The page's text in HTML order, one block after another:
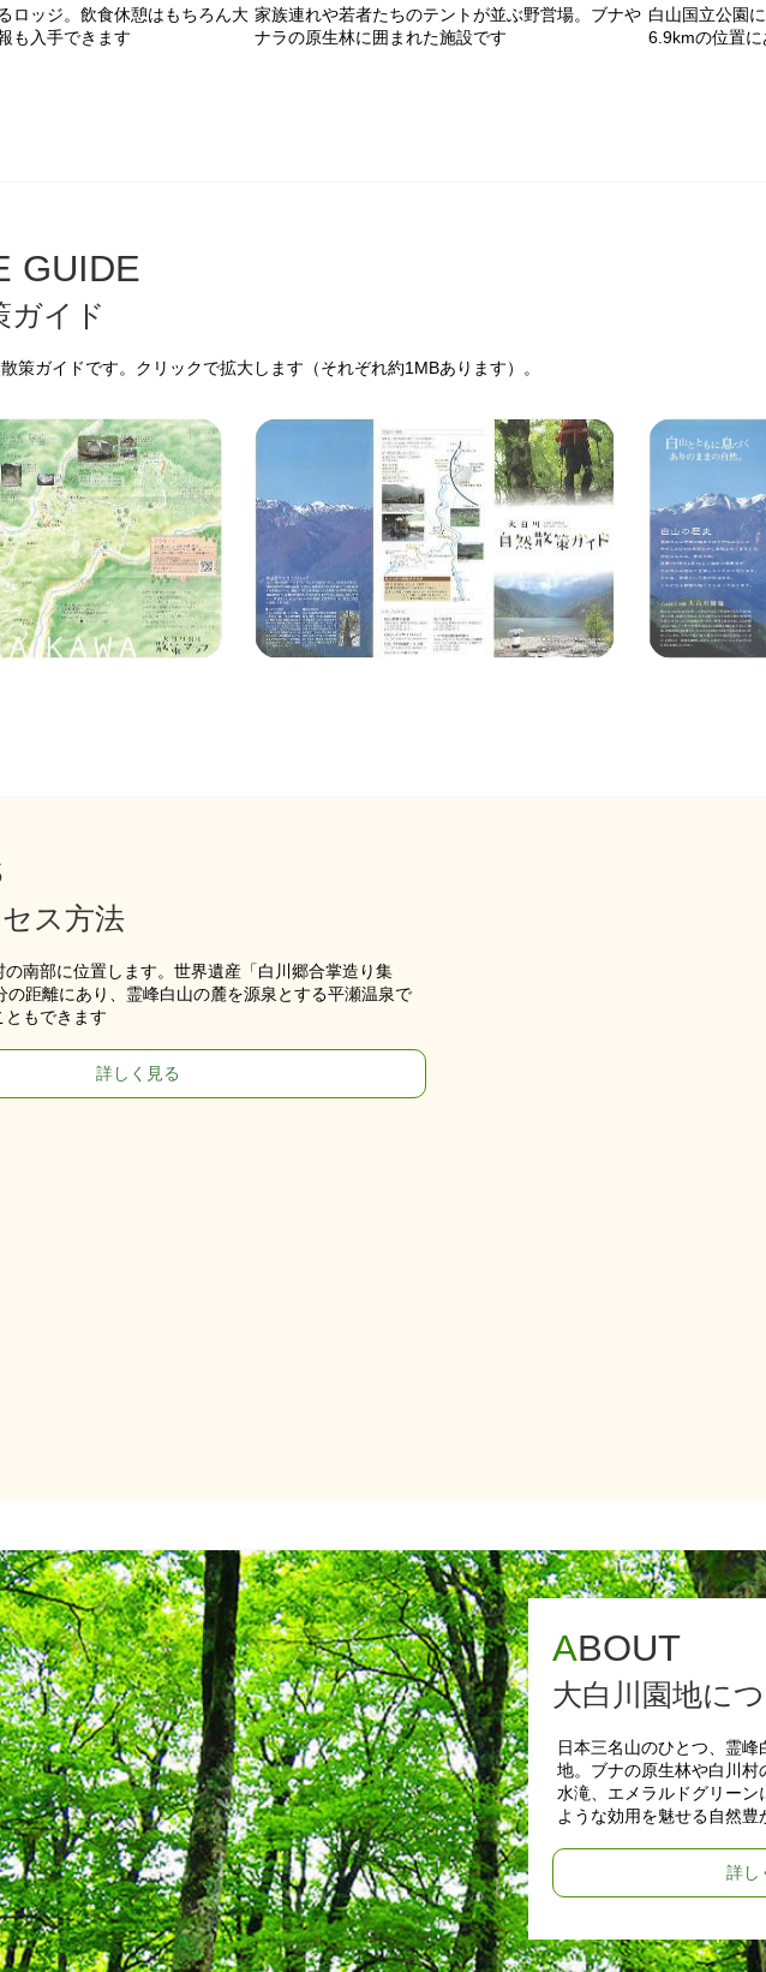
ロッジ。飲食休憩はもちろん大
も入手できます
家族連れや若者たちのテントが並ぶ野営場。ブナや
ナラの原生林に囲まれた施設です
白山国立公園
6.9kmの位置に
GUIDE
ガイド
策ガイドです。クリックで拡大します（それぞれ約1MBあります）。
ス方法
の南部に位置します。世界遺産「白川郷合掌造り集
の距離にあり、霊峰白山の麓を源泉とする平瀬温泉で
ともできます
詳しく見る
ABOUT
大白川園地に
日本三名山のひとつ、霊
地。ブナの原生林や白川村
水滝、エメラルドグリーン
ような効用を魅せる自然豊
詳し